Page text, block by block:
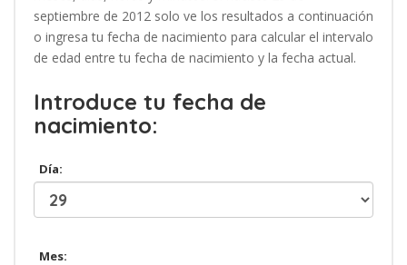
septiembre de 2012 solo ve los resultados a continuación
o ingresa tu fecha de nacimiento para calcular el intervalo
de edad entre tu fecha de nacimiento y la fecha actual.
Introduce tu fecha de
nacimiento:
Día:
Mes: